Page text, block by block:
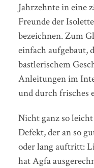
Jahrzehnte in eine
Freunde der
bezeichnen. Zum
einfach aufgebaut,
bastlerischem
Anleitungen im
und durch frisches
Nicht ganz so
Defekt, der an so
oder lang auftritt:
hat Agfa